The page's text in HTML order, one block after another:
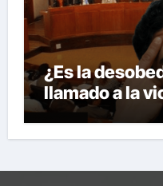
¿Es la
llamado a la